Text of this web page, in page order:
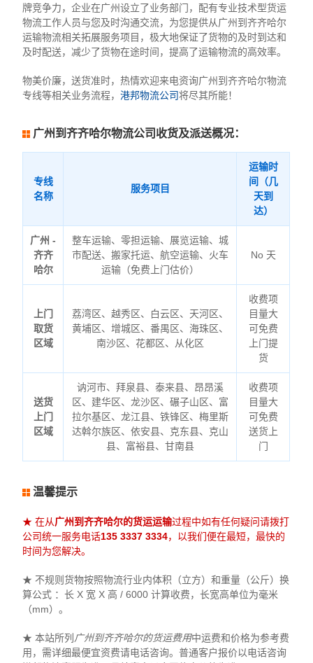
牌竞争力，企业在广州设立了业务部门，配有专业技术型货运
物流工作人员与您及时沟通交流，为您提供从广州到齐齐哈尔
运输物流相关拓展服务项目，极大地保证了货物的及时到达和
及时配送，减少了货物在途时间，提高了运输物流的高效率。
物美价廉，送货准时，热情欢迎来电资询广州到齐齐哈尔物流
专线等相关业务流程，港邦物流公司将尽其所能！
广州到齐齐哈尔物流公司收货及派送概况：
专线
名称
服务项目
运输时
间（几
天到
达）
广州 -
齐齐
哈尔
整车运输、零担运输、展览运输、城
市配送、搬家托运、航空运输、火车
运输（免费上门估价）
No 天
上门
取货
区域
荔湾区、越秀区、白云区、天河区、
黄埔区、增城区、番禺区、海珠区、
南沙区、花都区、从化区
收费项
目量大
可免费
上门提
货
送货
上门
区域
讷河市、拜泉县、泰来县、昂昂溪
区、建华区、龙沙区、碾子山区、富
拉尔基区、龙江县、铁锋区、梅里斯
达斡尔族区、依安县、克东县、克山
县、富裕县、甘南县
收费项
目量大
可免费
送货上
门
温馨提示
★ 在从广州到齐齐哈尔的货运运输过程中如有任何疑问请拨打
公司统一服务电话135 3337 3334，以我们便在最短，最快的
时间为您解决。
★ 不规则货物按照物流行业内体积（立方）和重量（公斤）换
算公式 ：长 X 宽 X 高 / 6000 计算收费，长宽高单位为毫米
（mm）。
★ 本站所列 广州到齐齐哈尔的货运费用中运费和价格为参考费
用，需详细最便宜资费请电话咨询。普通客户报价以电话咨询